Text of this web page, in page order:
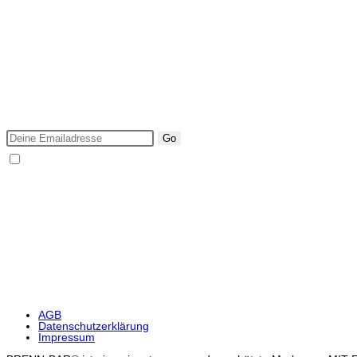
Go
AGB
Datenschutzerklärung
Impressum